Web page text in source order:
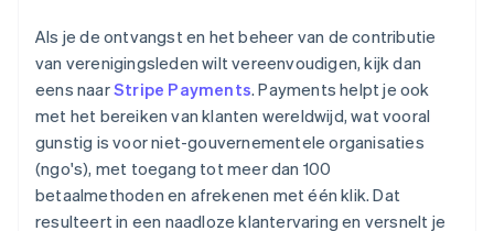
Als je de ontvangst en het beheer van de contributie
van verenigingsleden wilt vereenvoudigen, kijk dan
eens naarStripe Payments. Payments helpt je ook
met het bereiken van klanten wereldwijd, wat vooral
gunstig is voor niet-gouvernementele organisaties
(ngo's), met toegang tot meer dan 100
betaalmethoden en afrekenen met één klik. Dat
resulteert in een naadloze klantervaring en versnelt je